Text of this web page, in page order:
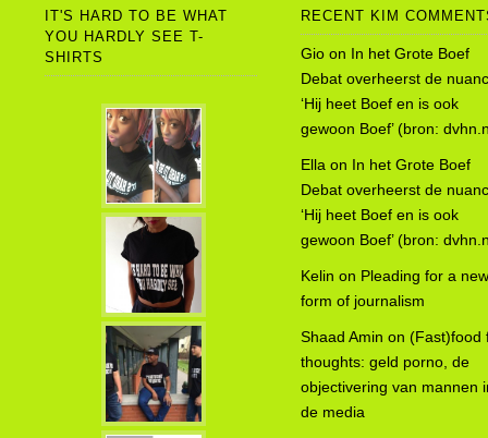
IT'S HARD TO BE WHAT
YOU HARDLY SEE T-
SHIRTS
RECENT KIM
Gio on In het Grote Boef
Debat overheerst de
‘Hij heet Boef en is ook
gewoon Boef’ (bron:
Ella on In het Grote Boef
Debat overheerst de
‘Hij heet Boef en is ook
gewoon Boef’ (bron:
Kelin on Pleading for a new
form of journalism
Shaad Amin on (Fast)food
thoughts: geld porno, de
objectivering van mannen
de media